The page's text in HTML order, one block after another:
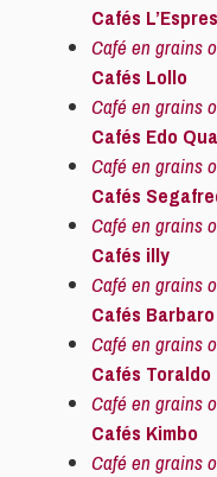
Cafés
Café en grains
Cafés Lollo
Café en grains
Cafés Edo
Café en grains
Cafés
Café en grains
Cafés illy
Café en grains
Cafés Barbaro
Café en grains
Cafés Toraldo
Café en grains
Cafés Kimbo
Café en grains